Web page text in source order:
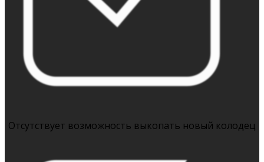
Отсутствует возможность выкопать новый колодец